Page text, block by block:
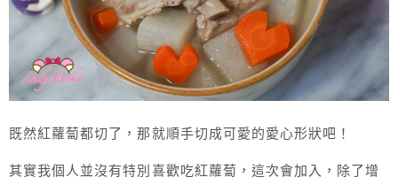
既然紅蘿蔔都切了，那就順手切成可愛的愛心形狀吧！
其實我個人並沒有特別喜歡吃紅蘿蔔，這次會加入，除了增